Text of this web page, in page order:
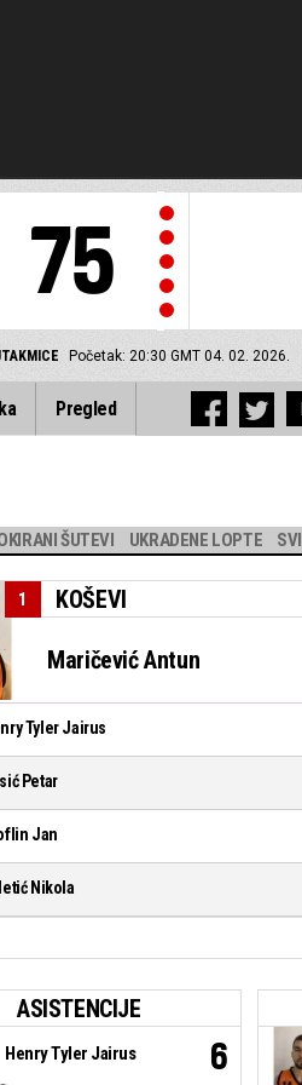
75
Početak: 20:30 GMT 04. 02. 2026.
Pregled
ŠUTEVI UKRADENE LOPTE SVI
KOŠEVI
1
Maričević Antun
Tyler Jairus
Petar
Jan
Nikola
ASISTENCIJE
Henry Tyler Jairus 6